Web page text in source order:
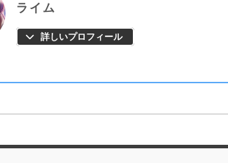
ライム
詳しいプロフィール